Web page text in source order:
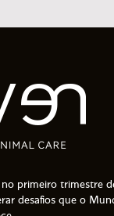
primeiro trimestre
desafios que o